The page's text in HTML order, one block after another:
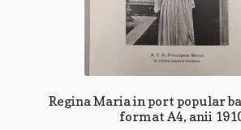
Regina Maria in port popular
format A4, anii